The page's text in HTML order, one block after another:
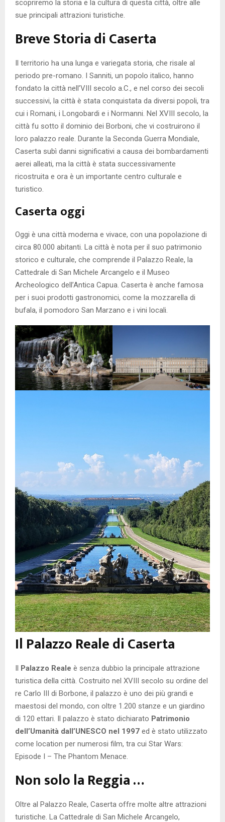
scopriremo la storia e la cultura di questa città, oltre alle
sue principali attrazioni turistiche.
Breve Storia di Caserta
Il territorio ha una lunga e variegata storia, che risale al
periodo pre-romano. I Sanniti, un popolo italico, hanno
fondato la città nell’VIII secolo a.C., e nel corso dei secoli
successivi, la città è stata conquistata da diversi popoli, tra
cui i Romani, i Longobardi e i Normanni. Nel XVIII secolo, la
città fu sotto il dominio dei Borboni, che vi costruirono il
loro palazzo reale. Durante la Seconda Guerra Mondiale,
Caserta subì danni significativi a causa dei bombardamenti
aerei alleati, ma la città è stata successivamente
ricostruita e ora è un importante centro culturale e
turistico.
Caserta oggi
Oggi è una città moderna e vivace, con una popolazione di
circa 80.000 abitanti. La città è nota per il suo patrimonio
storico e culturale, che comprende il Palazzo Reale, la
Cattedrale di San Michele Arcangelo e il Museo
Archeologico dell’Antica Capua. Caserta è anche famosa
per i suoi prodotti gastronomici, come la mozzarella di
bufala, il pomodoro San Marzano e i vini locali.
Il Palazzo Reale di Caserta
Il Palazzo Reale è senza dubbio la principale attrazione
turistica della città. Costruito nel XVIII secolo su ordine del
re Carlo III di Borbone, il palazzo è uno dei più grandi e
maestosi del mondo, con oltre 1.200 stanze e un giardino
di 120 ettari. Il palazzo è stato dichiarato Patrimonio
dell’Umanità dall’UNESCO nel 1997 ed è stato utilizzato
come location per numerosi film, tra cui Star Wars:
Episode I – The Phantom Menace.
Non solo la Reggia …
Oltre al Palazzo Reale, Caserta offre molte altre attrazioni
turistiche. La Cattedrale di San Michele Arcangelo,